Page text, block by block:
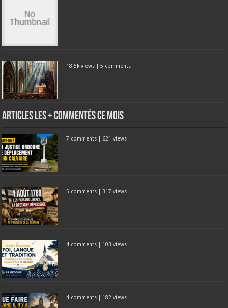
18.5k views |5 comments
Articles les + commentés ce mois
7 comments | 621 views
5 comments | 317 views
4 comments | 103 views
4 comments | 182 views